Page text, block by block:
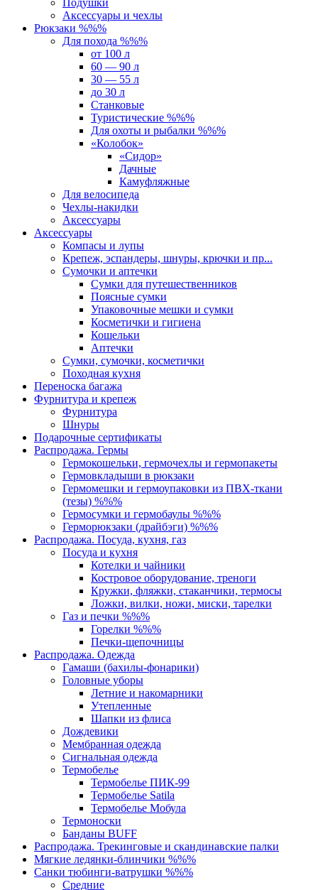
Подушки
Аксессуары и чехлы
Рюкзаки %%%
Для похода %%%
от 100 л
60 — 90 л
30 — 55 л
до 30 л
Станковые
Туристические %%%
Для охоты и рыбалки %%%
«Колобок»
«Сидор»
Дачные
Камуфляжные
Для велосипеда
Чехлы-накидки
Аксессуары
Аксессуары
Компасы и лупы
Крепеж, эспандеры, шнуры, крючки и пр...
Сумочки и аптечки
Сумки для путешественников
Поясные сумки
Упаковочные мешки и сумки
Косметички и гигиена
Кошельки
Аптечки
Сумки, сумочки, косметички
Походная кухня
Переноска багажа
Фурнитура и крепеж
Фурнитура
Шнуры
Подарочные сертификаты
Распродажа. Гермы
Гермокошельки, гермочехлы и гермопакеты
Гермовкладыши в рюкзаки
Гермомешки и гермоупаковки из ПВХ-ткани
(тезы) %%%
Гермосумки и гермобаулы %%%
Герморюкзаки (драйбэги) %%%
Распродажа. Посуда, кухня, газ
Посуда и кухня
Котелки и чайники
Костровое оборудование, треноги
Кружки, фляжки, стаканчики, термосы
Ложки, вилки, ножи, миски, тарелки
Газ и печки %%%
Горелки %%%
Печки-щепочницы
Распродажа. Одежда
Гамаши (бахилы-фонарики)
Головные уборы
Летние и накомарники
Утепленные
Шапки из флиса
Дождевики
Мембранная одежда
Сигнальная одежда
Термобелье
Термобелье ПИК-99
Термобелье Satila
Термобелье Мобула
Термоноски
Банданы BUFF
Распродажа. Трекинговые и скандинавские палки
Мягкие ледянки-блинчики %%%
Санки тюбинги-ватрушки %%%
Средние